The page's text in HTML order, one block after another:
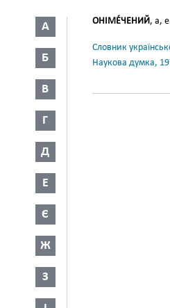
А
Б
В
Г
Д
Е
Є
Ж
З
ОНІМЕ́ЧЕНИЙ, а,
Словник
Наукова думка,